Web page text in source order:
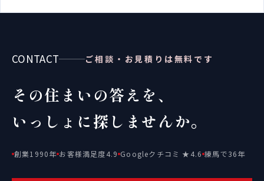
CONTACT ご相談・お見積りは無料です
その住まいの答えを、
いっしょに探しませんか。
創業1990年 お客様満足度4.9 Googleクチコミ ★4.6 練馬で36年